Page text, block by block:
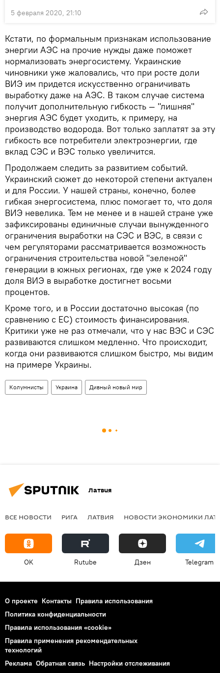
5 февраля 2020, 21:10
Кстати, по формальным признакам использование
энергии АЭС на прочие нужды даже поможет
нормализовать энергосистему. Украинские
чиновники уже жаловались, что при росте доли
ВИЭ им придется искусственно ограничивать
выработку даже на АЭС. В таком случае система
получит дополнительную гибкость — "лишняя"
энергия АЭС будет уходить, к примеру, на
производство водорода. Вот только заплатят за эту
гибкость все потребители электроэнергии, где
вклад СЭС и ВЭС только увеличится.
Продолжаем следить за развитием событий.
Украинский сюжет до некоторой степени актуален
и для России. У нашей страны, конечно, более
гибкая энергосистема, плюс помогает то, что доля
ВИЭ невелика. Тем не менее и в нашей стране уже
зафиксированы единичные случаи вынужденного
ограничения выработки на СЭС и ВЭС, в связи с
чем регуляторами рассматривается возможность
ограничения строительства новой "зеленой"
генерации в южных регионах, где уже к 2024 году
доля ВИЭ в выработке достигнет восьми
процентов.
Кроме того, и в России достаточно высокая (по
сравнению с ЕС) стоимость финансирования.
Критики уже не раз отмечали, что у нас ВЭС и СЭС
развиваются слишком медленно. Что происходит,
когда они развиваются слишком быстро, мы видим
на примере Украины.
Колумнисты Украина Дивный новый мир
Латвия
ВСЕ НОВОСТИ РИГА ЛАТВИЯ НОВОСТИ ЭКОНОМИКИ
OK Rutube Дзен Telegram
О проекте Контакты Правила использования
Политика конфиденциальности
Правила использования «cookie»
Правила применения рекомендательных
технологий
Реклама Обратная связь Настройки отслеживания